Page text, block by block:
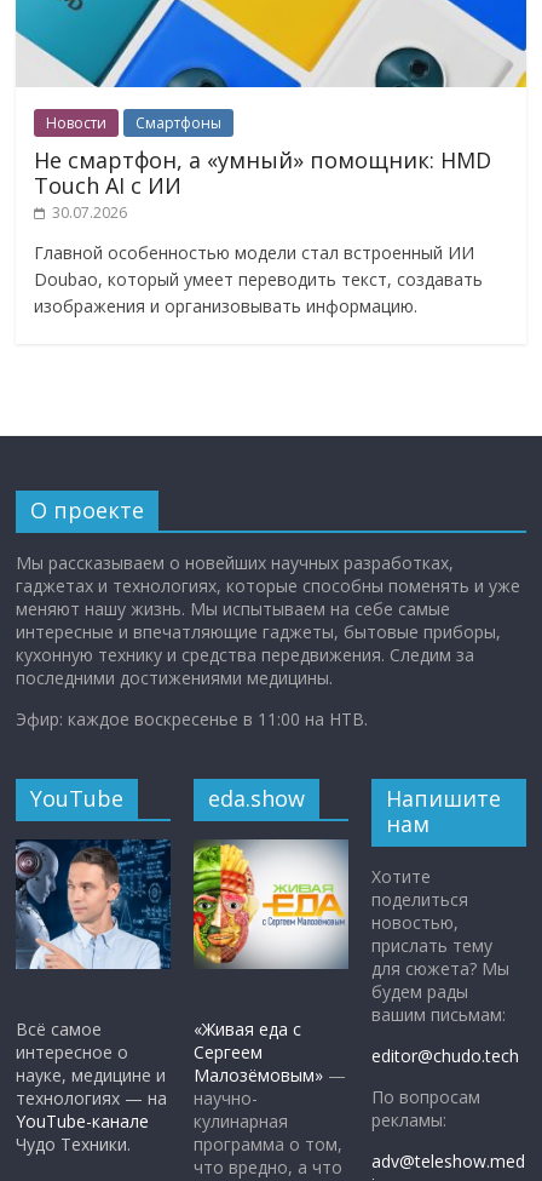
Новости Смартфоны
Не смартфон, а «умный» помощник: HMD
Touch AI с ИИ
30.07.2026
Главной особенностью модели стал встроенный ИИ
Doubao, который умеет переводить текст, создавать
изображения и организовывать информацию.
О проекте
Мы рассказываем о новейших научных разработках,
гаджетах и технологиях, которые способны поменять и уже
меняют нашу жизнь. Мы испытываем на себе самые
интересные и впечатляющие гаджеты, бытовые приборы,
кухонную технику и средства передвижения. Следим за
последними достижениями медицины.
Эфир: каждое воскресенье в 11:00 на НТВ.
YouTube
Всё самое
интересное о
науке, медицине и
технологиях — на
YouTube-канале
Чудо Техники.
eda.show
«Живая еда с
Сергеем
Малозёмовым» —
научно-
кулинарная
программа о том,
что вредно, а что
Напишите
нам
Хотите
поделиться
новостью,
прислать тему
для сюжета? Мы
будем рады
вашим письмам:
editor@chudo.tech
По вопросам
рекламы:
adv@teleshow.med